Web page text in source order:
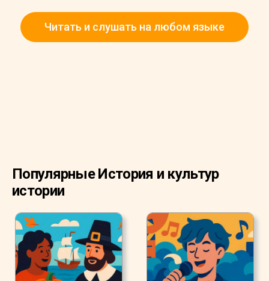
укоренены во всех аспектах японской культуры и
повседневной жизни. В типичной церемонии
Читать и слушать на любом языке
Популярные История и культур
истории